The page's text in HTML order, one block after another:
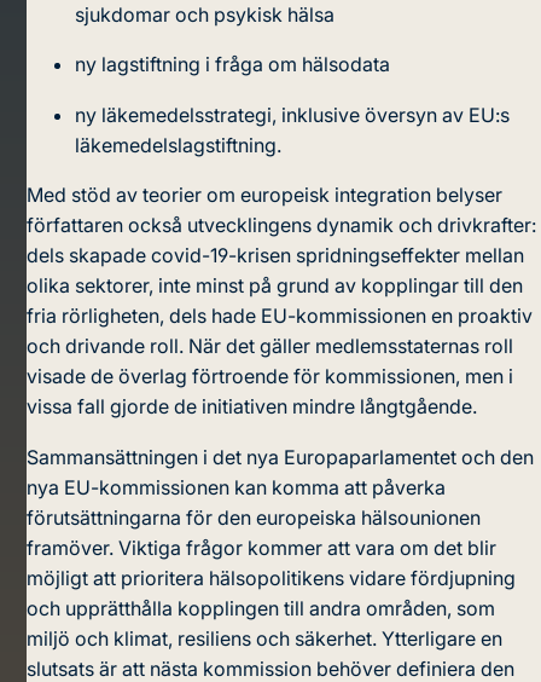
sjukdomar och psykisk hälsa
ny lagstiftning i fråga om hälsodata
ny läkemedelsstrategi, inklusive översyn av EU:s
läkemedelslagstiftning.
Med stöd av teorier om europeisk integration belyser
författaren också utvecklingens dynamik och drivkrafter:
dels skapade covid-19-krisen spridningseffekter mellan
olika sektorer, inte minst på grund av kopplingar till den
fria rörligheten, dels hade EU-kommissionen en proaktiv
och drivande roll. När det gäller medlemsstaternas roll
visade de överlag förtroende för kommissionen, men i
vissa fall gjorde de initiativen mindre långtgående.
Sammansättningen i det nya Europaparlamentet och den
nya EU-kommissionen kan komma att påverka
förutsättningarna för den europeiska hälsounionen
framöver. Viktiga frågor kommer att vara om det blir
möjligt att prioritera hälsopolitikens vidare fördjupning
och upprätthålla kopplingen till andra områden, som
miljö och klimat, resiliens och säkerhet. Ytterligare en
slutsats är att nästa kommission behöver definiera den